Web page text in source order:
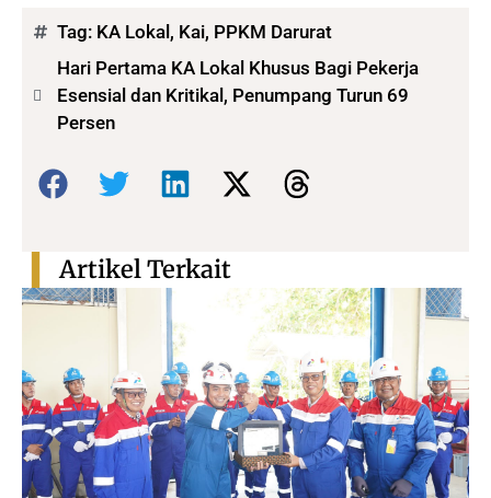
Tag: KA Lokal, Kai, PPKM Darurat
Hari Pertama KA Lokal Khusus Bagi Pekerja
Esensial dan Kritikal, Penumpang Turun 69
Persen
Bagikan:
Artikel Terkait